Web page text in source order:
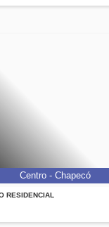
RESIDENCIAL
Centro - Chapecó